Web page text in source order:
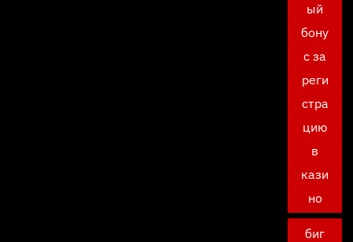
ый
бону
с за
реги
стра
цию
в
кази
но
биг